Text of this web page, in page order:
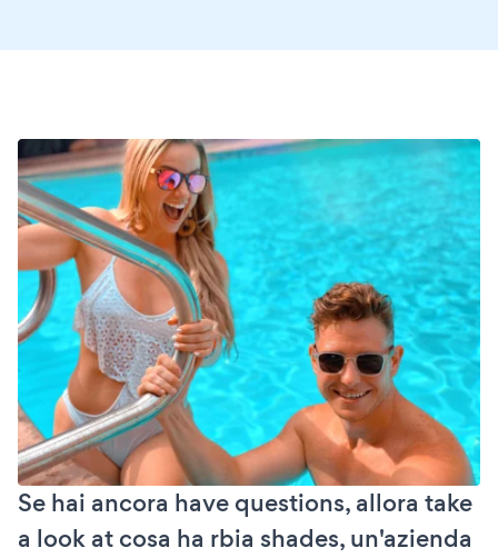
Se hai ancora have questions, allora take
a look at cosa ha rbia shades, un'azienda